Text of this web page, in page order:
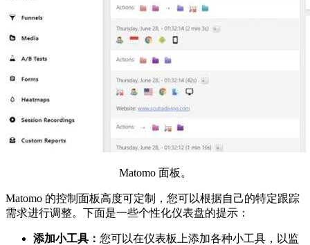
Matomo 面板。
Matomo 的控制面板高度可定制，您可以根据自己的特定跟踪
需求进行调整。下面是一些个性化仪表盘的提示：
添加小工具： 您可以在仪表板上添加各种小工具，以监